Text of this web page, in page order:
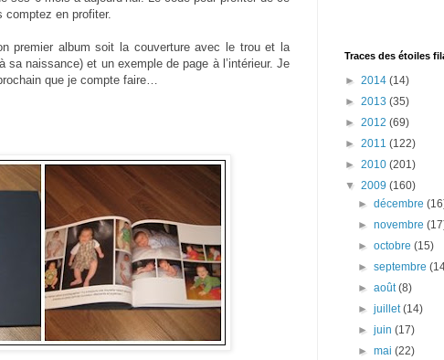
comptez en profiter.
premier album soit la couverture avec le trou et la
sa naissance) et un exemple de page à l’intérieur. Je
que je compte faire…
Traces des étoiles
► 2014 (14)
► 2013 (35)
► 2012 (69)
► 2011 (122)
► 2010 (201)
▼ 2009 (160)
►décembre
►novembre
►octobre(15)
►septembre
►août(8)
►juillet(14)
►juin(17)
►mai(22)